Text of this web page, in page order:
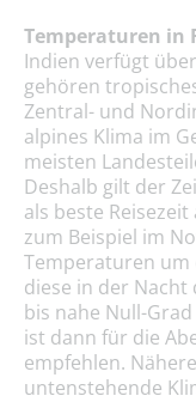
Temperaturen in
Indien verfügt
gehören
Zentral- und
alpines Klima im
meisten
Deshalb gilt der
als beste
zum Beispiel im
Temperaturen um
diese in der
bis nahe Null-
ist dann für die
empfehlen.
untenstehende